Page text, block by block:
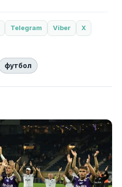
Telegram Viber X
футбол